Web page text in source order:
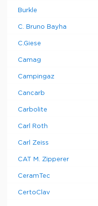
Burkle
C. Bruno Bayha
C.Giese
Camag
Campingaz
Cancarb
Carbolite
Carl Roth
Carl Zeiss
CAT M. Zipperer
CeramTec
CertoClav